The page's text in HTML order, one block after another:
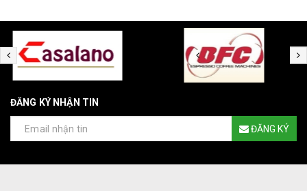
ĐĂNG KÝ NHẬN TIN
ĐĂNG KÝ